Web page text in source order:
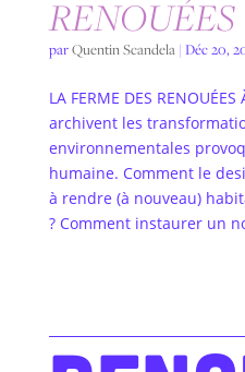
RENOUÉES
parQuentin Scandela| Déc 20,
LA FERME DES
archivent les
environnementales
humaine. Comment le
à rendre (à nouveau)
? Comment instaurer un